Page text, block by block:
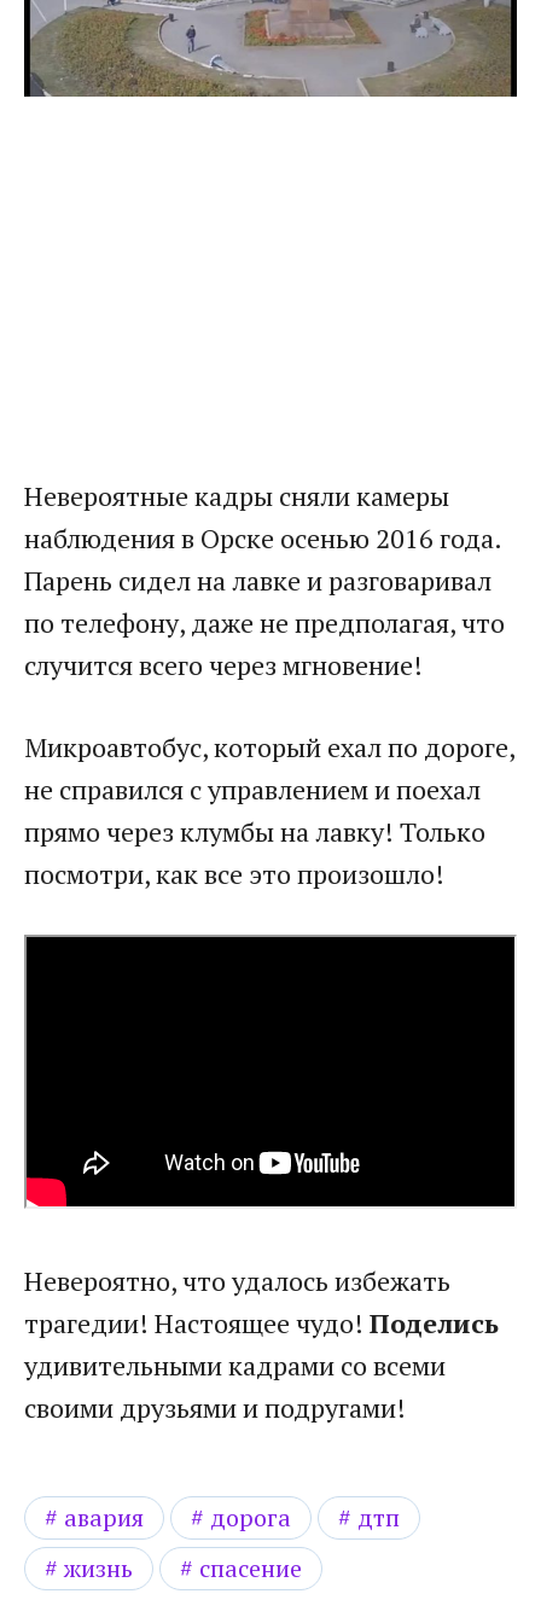
Невероятные кадры сняли камеры
наблюдения в Орске осенью 2016 года.
Парень сидел на лавке и разговаривал
по телефону, даже не предполагая, что
случится всего через мгновение!
Микроавтобус, который ехал по дороге,
не справился с управлением и поехал
прямо через клумбы на лавку! Только
посмотри, как все это произошло!
Невероятно, что удалось избежать
трагедии! Настоящее чудо! Поделись
удивительными кадрами со всеми
своими друзьями и подругами!
авария дорога
дтп
жизнь
спасение